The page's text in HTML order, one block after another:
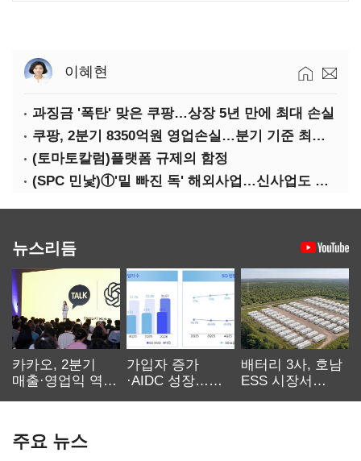
이혜현
과징금 '폭탄' 맞은 쿠팡…상장 5년 만에 최대 손실
쿠팡, 2분기 8350억원 영업손실…분기 기준 최대 적자
(토마토칼럼)플랫폼 규제의 함정
(SPC 민낯)①'밑 빠진 독' 해외사업…신사업도 경고등
뉴스리듬
카카오, 2분기
매출·영업익 역대
가입자 증가
·AIDC 성장…
배터리 3사, 호남
ESS 시장서
주요 뉴스